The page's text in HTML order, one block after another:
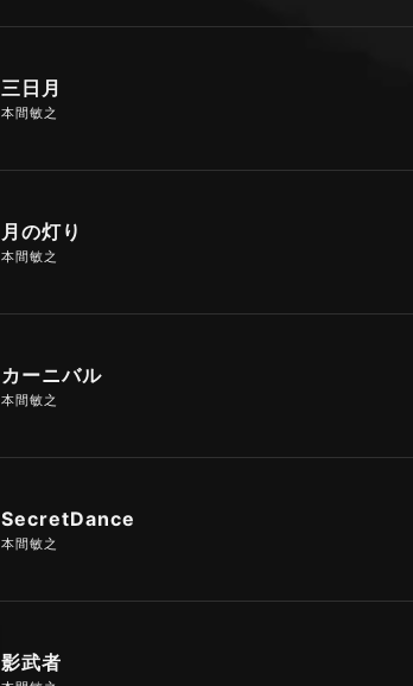
三日月
本間敏之
月の灯り
本間敏之
カーニバル
本間敏之
SecretDance
本間敏之
影武者